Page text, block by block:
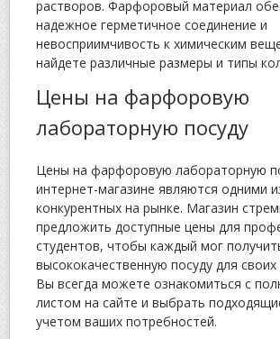
растворов. Фарфоровый материал
надежное герметичное соединение и
невосприимчивость к химическим
найдете различные размеры и типы
Цены на фарфоровую
лабораторную посуду
Цены на фарфоровую лабораторную
интернет-магазине являются одними
конкурентных на рынке. Магазин
предложить доступные цены для
студентов, чтобы каждый мог
высококачественную посуду для своих
Вы всегда можете ознакомиться с
листом на сайте и выбрать
учетом ваших потребностей.